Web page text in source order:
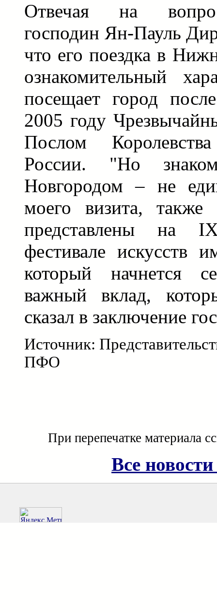
Отвечая на
господин Ян-Пауль
что его поездка в
ознакомительный
посещает город
2005 году
Послом
России. "Но
Новгородом – не
моего визита, также
представлены на
фестивале искусств
который начнется
важный вклад,
сказал в заключение
Источник:
ПФО
При перепечатке материала
Все